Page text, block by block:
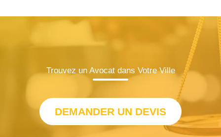
Trouvez un Avocat dans Votre Ville
DEMANDER UN DEVIS